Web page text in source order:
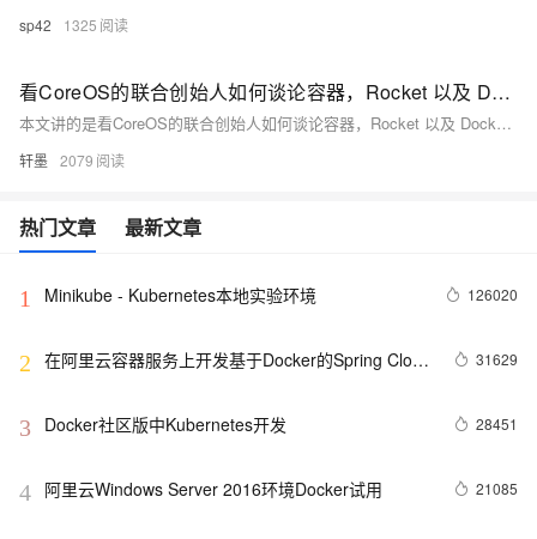
sp42 1325
看CoreOS的联合创始人如何谈论容器，Rocket 以及 Docker
本文讲的是看CoreOS的联合创始人如何谈论容器，Rocket 以及 Docker，【编者的话】Alex Povil是CoreOS的CEO和联合创始人，本文是Linux.com对Povel的一个访谈记录。
轩墨 2079
热门文章 最新文章
1 Minikube - Kubernetes本地实验环境 126020
2 在阿里云容器服务上开发基于Docker的Spring Cloud
31629
3 Docker社区版中Kubernetes开发 28451
4 阿里云Windows Server 2016环境Docker试用 21085